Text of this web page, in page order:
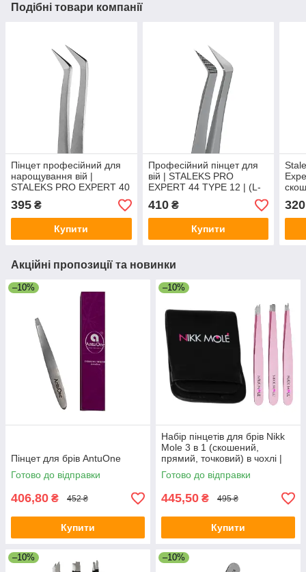
Подібні товари компанії
Пінцет професійний для
нарощування вій |
STALEKS PRO EXPERT 40
TYPE 12 | (L-подібний
пінцет з кутом 65°)
395 ₴
Купити
Професійний пінцет для
вій | STALEKS PRO
EXPERT 44 TYPE 12 | (L-
подібний пінцет з кутом
65°)
410₴
Купити
320
Акційні пропозиції та новинки
–10%
Пінцет для брів AntuOne
Готово до відправки
406,80 ₴ 452 ₴
Купити
–10%
Набір пінцетів для брів Nikk
Mole 3 в 1 (скошений,
прямий, точковий) в чохлі |
Рожеві
Готово до відправки
445,50 ₴ 495 ₴
Купити
–10% –10%